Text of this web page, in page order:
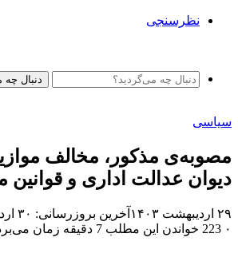
نظرسنجی
دنبال چه
سیاسی
مصوبه‌ی مذکور، مخالف
دیوان عدالت اداری و
۲۹ اردیبهشت ۱۴۰۳
آخرین بروزرسانی: ۳۰ اردیبهشت ۱۴۰۳
۰
خواندن این مطلب 7 دقیقه زمان می‌برد